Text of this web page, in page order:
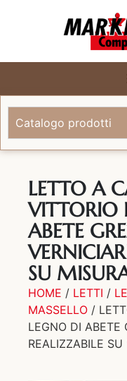
Catalogo prodotti
LETTO A
VITTORIO
ABETE
SU
HOME / LETTI /
MASSELLO /
LEGNO DI ABETE
REALIZZABILE SU